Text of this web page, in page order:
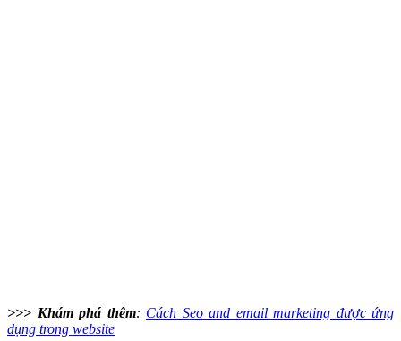
>>> Khám phá thêm: Cách Seo and email marketing được ứng
dụng trong website